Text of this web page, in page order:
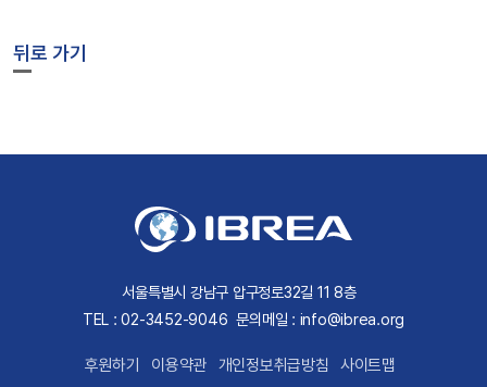
뒤로 가기
서울특별시 강남구 압구정로32길 11 8층
TEL : 02-3452-9046 문의메일 : info@ibrea.org
후원하기 이용약관 개인정보취급방침 사이트맵